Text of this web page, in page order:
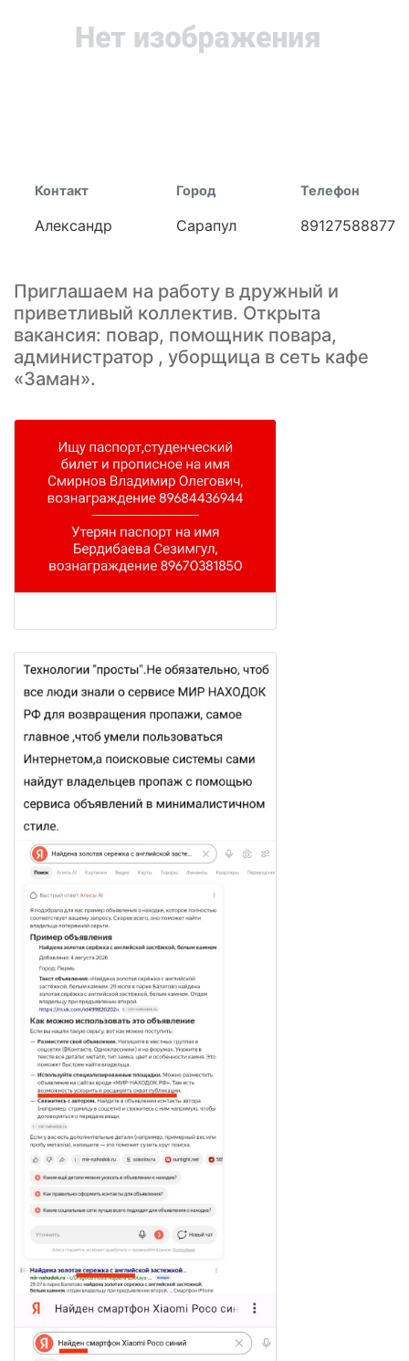
Контакт
Александр
Город
Сарапул
Телефон
89127588877
Приглашаем на работу в дружный и
приветливый коллектив. Открыта
вакансия: повар, помощник повара,
администратор , уборщица в сеть кафе
«Заман».